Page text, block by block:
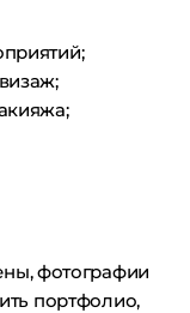
фотографии
портфолио,